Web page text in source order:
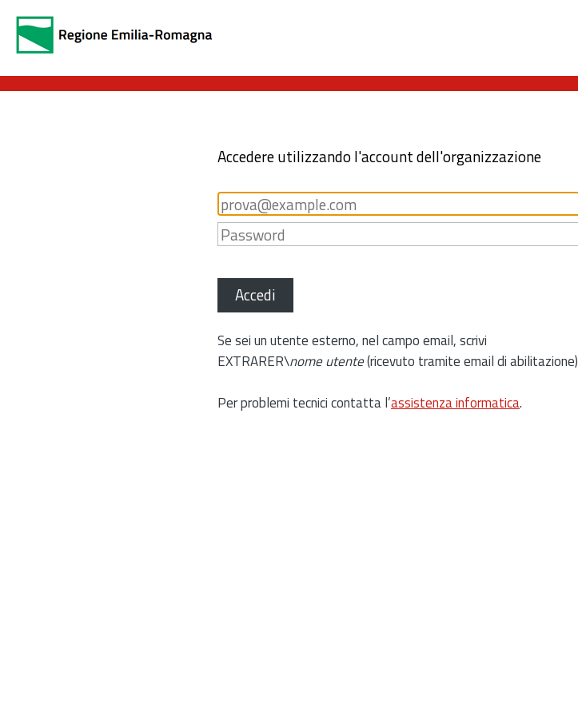
Accedere utilizzando l'account dell'organizzazione
Accedi
Se sei un utente esterno, nel campo email, scrivi
EXTRARER\nome utente(ricevuto tramite email di abilitazione)
Per problemi tecnici contatta l’assistenza informatica.